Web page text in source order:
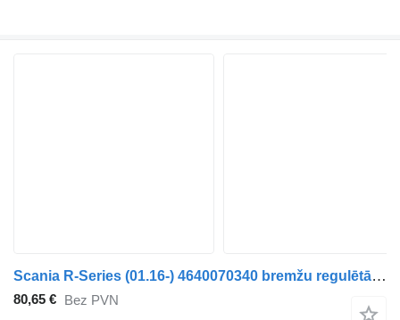
Scania R-Series (01.16-) 4640070340 bremžu regulētājvārsts paredzēts Scania L,P,G,R,S-series (2016-) vilcēja
80,65 € Bez PVN